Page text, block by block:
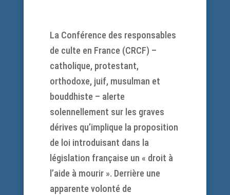
La Conférence des responsables
de culte en France (CRCF) –
catholique, protestant,
orthodoxe, juif, musulman et
bouddhiste – alerte
solennellement sur les graves
dérives qu’implique la proposition
de loi introduisant dans la
législation française un « droit à
l’aide à mourir ». Derrière une
apparente volonté de